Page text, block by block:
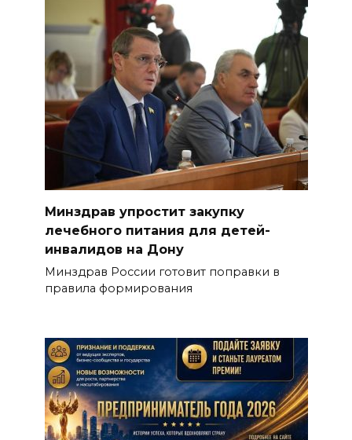
Минздрав упростит закупку
лечебного питания для детей-
инвалидов на Дону
Минздрав России готовит поправки в
правила формирования